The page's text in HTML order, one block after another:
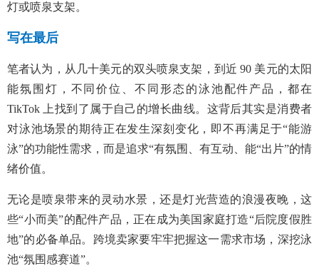
灯或喷泉支架。
写在最后
笔者认为，从几十美元的双头喷泉支架，到近 90 美元的太阳
能氛围灯，不同价位、不同形态的泳池配件产品，都在
TikTok 上找到了属于自己的增长曲线。这背后其实是消费者
对泳池场景的期待正在发生深刻变化，即不再满足于“能游
泳”的功能性需求，而是追求“有氛围、有互动、能“出片”的情
绪价值。
无论是喷泉带来的灵动水景，还是灯光营造的浪漫夜晚，这
些“小而美”的配件产品，正在成为美国家庭打造“后院度假胜
地”的必备单品。跨境卖家要牢牢把握这一需求市场，深挖泳
池“氛围感赛道”。